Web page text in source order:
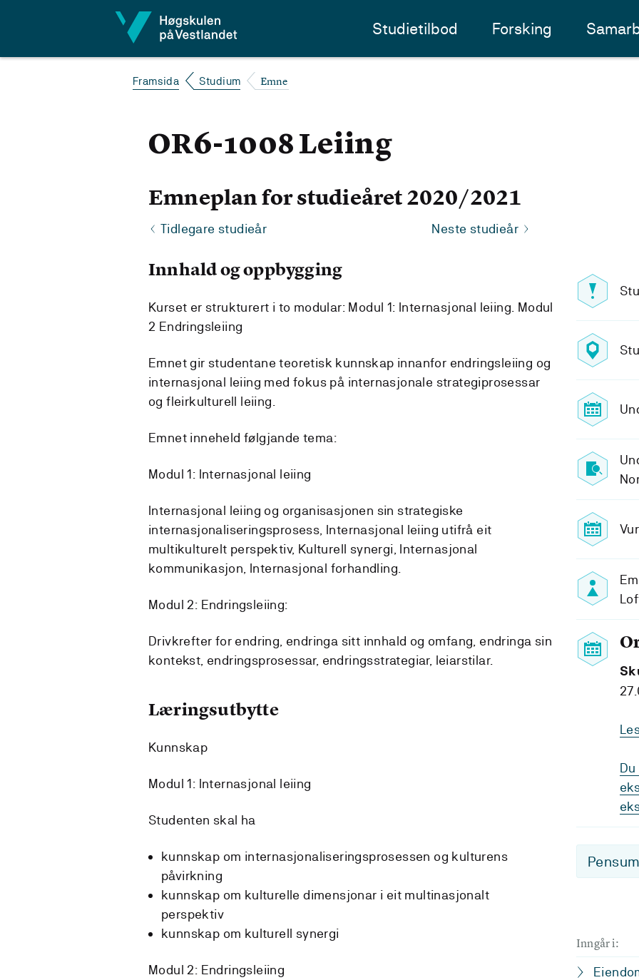
Studietilbod Forsking
Framsida Studium Emne
OR6-1008 Leiing
Emneplan for studieåret 2020/2021
Tidlegare studieår Neste studieår
Inngår i:
Innhald og oppbygging
Kurset er strukturert i to modular: Modul 1: Internasjonal leiing. Modul
2 Endringsleiing
Emnet gir studentane teoretisk kunnskap innanfor endringsleiing og
internasjonal leiing med fokus på internasjonale strategiprosessar
og fleirkulturell leiing.
Emnet inneheld følgjande tema:
Modul 1: Internasjonal leiing
Internasjonal leiing og organisasjonen sin strategiske
internasjonaliseringsprosess, Internasjonal leiing utifrå eit
multikulturelt perspektiv, Kulturell synergi, Internasjonal
kommunikasjon, Internasjonal forhandling.
Modul 2: Endringsleiing:
Drivkrefter for endring, endringa sitt innhald og omfang, endringa sin
kontekst, endringsprosessar, endringsstrategiar, leiarstilar.
Læringsutbytte
Kunnskap
Modul 1: Internasjonal leiing
Studenten skal ha
kunnskap om internasjonaliseringsprosessen og kulturens
påvirkning
kunnskap om kulturelle dimensjonar i eit multinasjonalt
perspektiv
kunnskap om kulturell synergi
Modul 2: Endringsleiing